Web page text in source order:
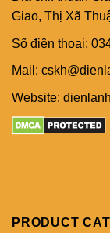
Giao, Thị Xã
Số điện thoại:
Mail:
Website:
PRODUCT